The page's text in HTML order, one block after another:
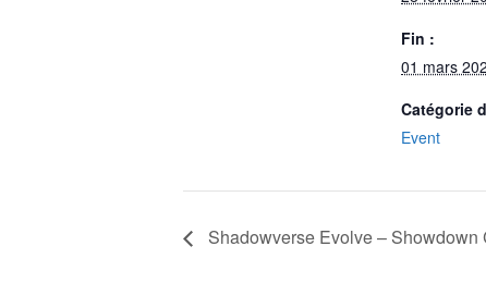
Fin :
01 mars
Catégorie
Event
Shadowverse Evolve –